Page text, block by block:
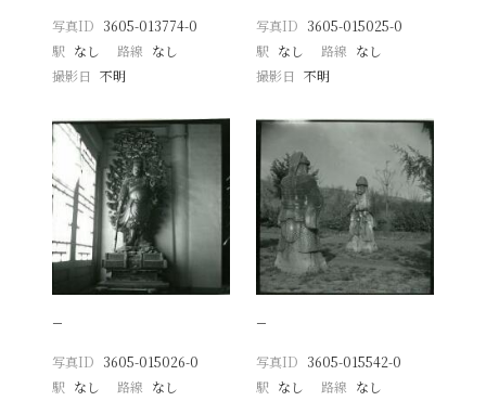
写真ID 3605-013774-0
駅 なし 路線 なし
撮影日
不明
写真ID 3605-015025-0
駅 なし 路線 なし
撮影日 不明
−
写真ID 3605-015026-0
駅 なし 路線 なし
−
写真ID 3605-015542-0
駅 なし 路線 なし